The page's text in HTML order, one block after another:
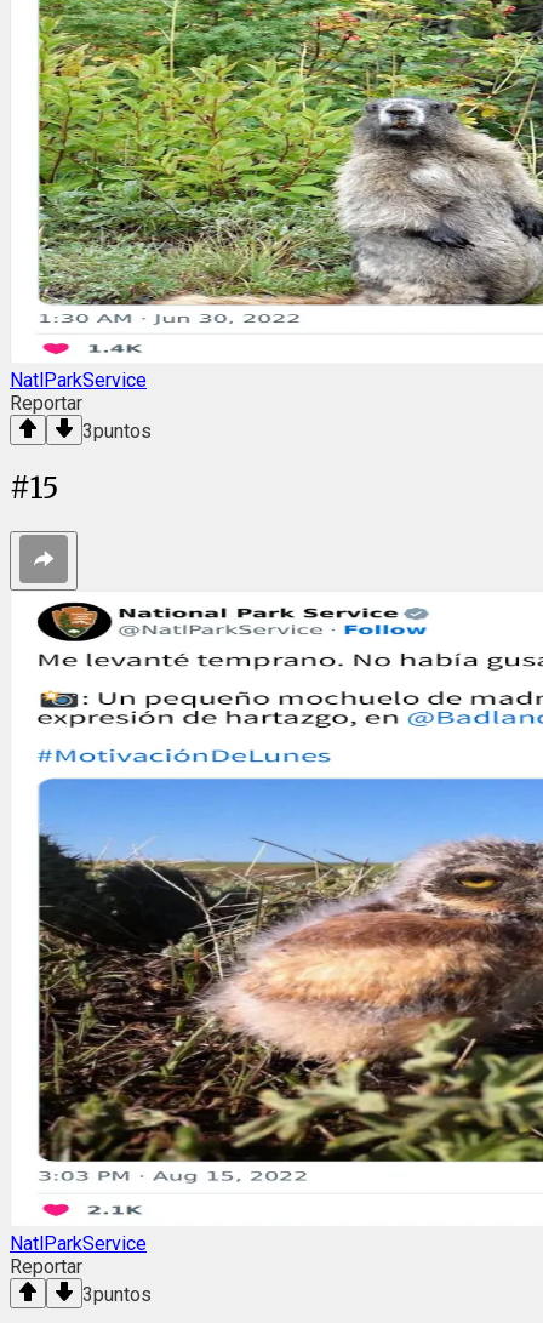
NatlParkService
Reportar
3puntos
#15
NatlParkService
Reportar
3puntos